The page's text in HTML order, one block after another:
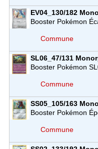
EV04_130/182
Booster Pokémon
Commune
SL06_47/131
Booster Pokémon
Commune
SS05_105/163
Booster Pokémon
Commune